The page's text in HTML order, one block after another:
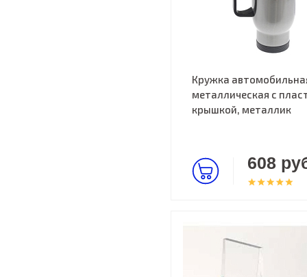
Кружка
металлическая с
крышкой, металлик
608